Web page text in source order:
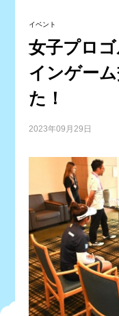
イベント
女子プロ
インゲー
た！
2023年09月29日